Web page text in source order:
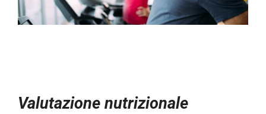
Valutazione nutrizionale